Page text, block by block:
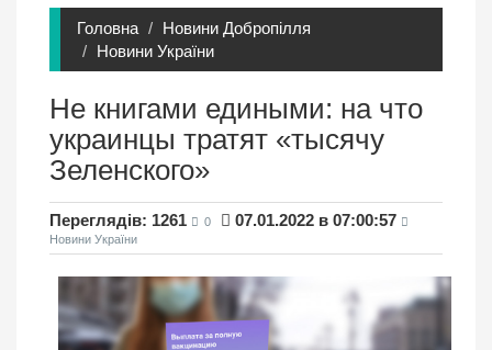
Головна
Новини Добропілля
Новини України
Не книгами едиными: на что
украинцы тратят «тысячу
Зеленского»
Переглядів: 1261 0 07.01.2022 в 07:00:57
Новини України